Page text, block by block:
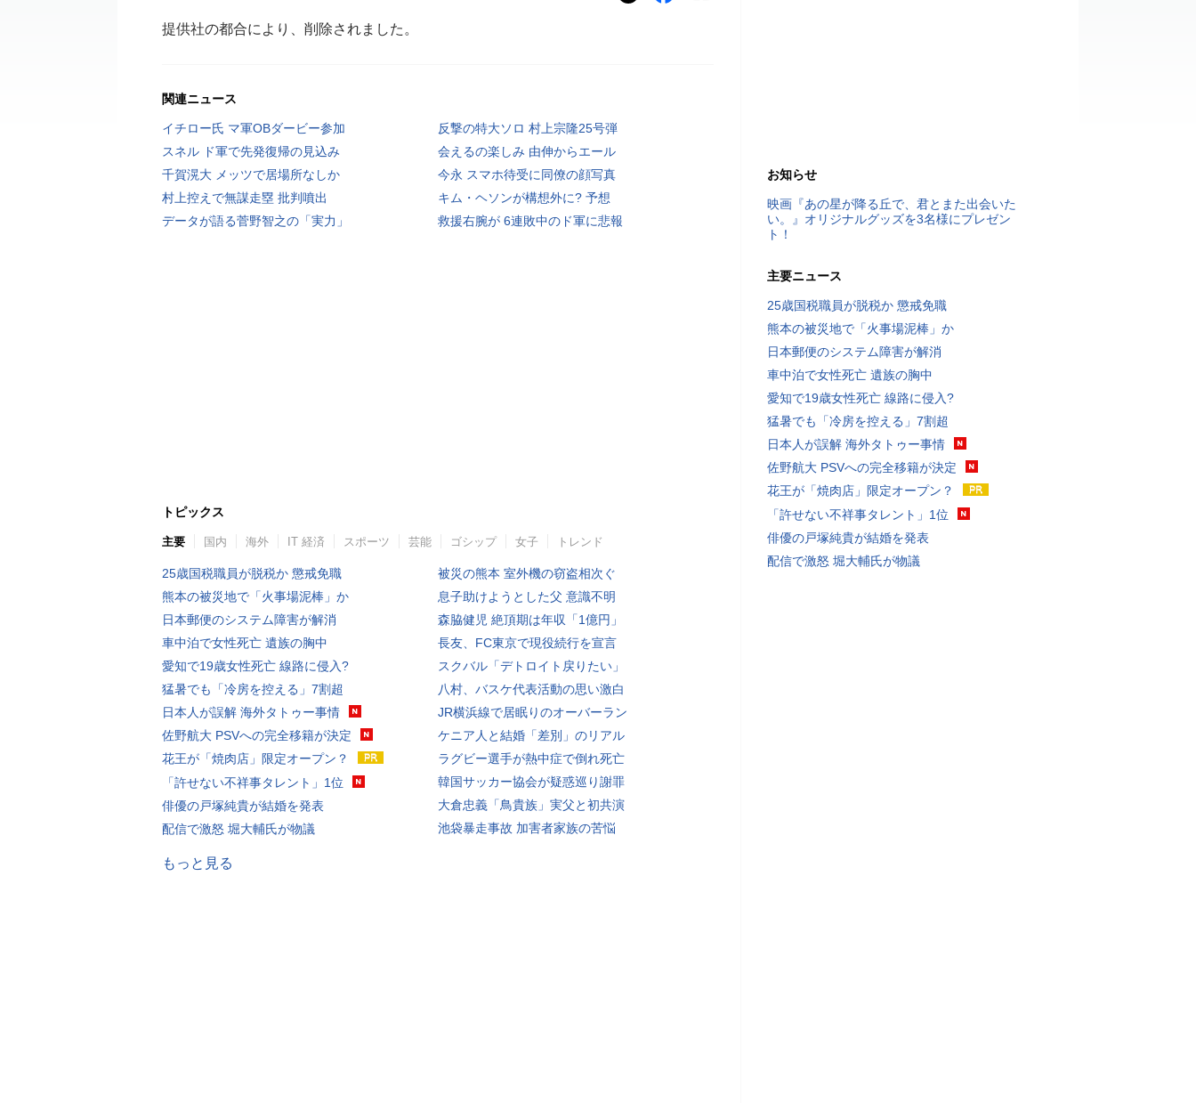
提供社の都合により、削除されました。
関連ニュース
イチロー氏 マ軍OBダービー参加
反撃の特大ソロ 村上宗隆25号弾
スネル ド軍で先発復帰の見込み
会えるの楽しみ 由伸からエール
千賀滉大 メッツで居場所なしか
今永 スマホ待受に同僚の顔写真
村上控えで無謀走塁 批判噴出
キム・ヘソンが構想外に? 予想
データが語る菅野智之の「実力」
救援右腕が 6連敗中のド軍に悲報
トピックス
主要 国内 海外 IT 経済 スポーツ 芸能 ゴシップ 女子 トレンド
25歳国税職員が脱税か 懲戒免職
熊本の被災地で「火事場泥棒」か
日本郵便のシステム障害が解消
車中泊で女性死亡 遺族の胸中
愛知で19歳女性死亡 線路に侵入?
猛暑でも「冷房を控える」7割超
日本人が誤解 海外タトゥー事情
佐野航大 PSVへの完全移籍が決定
花王が「焼肉店」限定オープン？
「許せない不祥事タレント」1位
俳優の戸塚純貴が結婚を発表
配信で激怒 堀大輔氏が物議
被災の熊本 室外機の窃盗相次ぐ
息子助けようとした父 意識不明
森脇健児 絶頂期は年収「1億円」
長友、FC東京で現役続行を宣言
スクバル「デトロイト戻りたい」
八村、バスケ代表活動の思い激白
JR横浜線で居眠りのオーバーラン
ケニア人と結婚「差別」のリアル
ラグビー選手が熱中症で倒れ死亡
韓国サッカー協会が疑惑巡り謝罪
大倉忠義「鳥貴族」実父と初共演
池袋暴走事故 加害者家族の苦悩
もっと見る
お知らせ
映画『あの星が降る丘で、君とまた出会いた
い。』オリジナルグッズを3名様にプレゼン
ト！
主要ニュース
25歳国税職員が脱税か 懲戒免職
熊本の被災地で「火事場泥棒」か
日本郵便のシステム障害が解消
車中泊で女性死亡 遺族の胸中
愛知で19歳女性死亡 線路に侵入?
猛暑でも「冷房を控える」7割超
日本人が誤解 海外タトゥー事情
佐野航大 PSVへの完全移籍が決定
花王が「焼肉店」限定オープン？
「許せない不祥事タレント」1位
俳優の戸塚純貴が結婚を発表
配信で激怒 堀大輔氏が物議